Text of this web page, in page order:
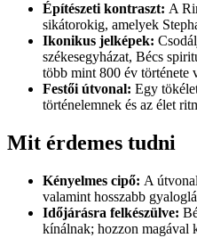
Építészeti kontraszt: A
sikátorokig, amelyek
Ikonikus jelképek:
székesegyházat, Bécs
több mint 800 év története
Festői útvonal: Egy
történelemnek és az élet
Mit érdemes tudni
Kényelmes cipő: A
valamint hosszabb
Időjárásra felkészülve:
kínálnak; hozzon magával